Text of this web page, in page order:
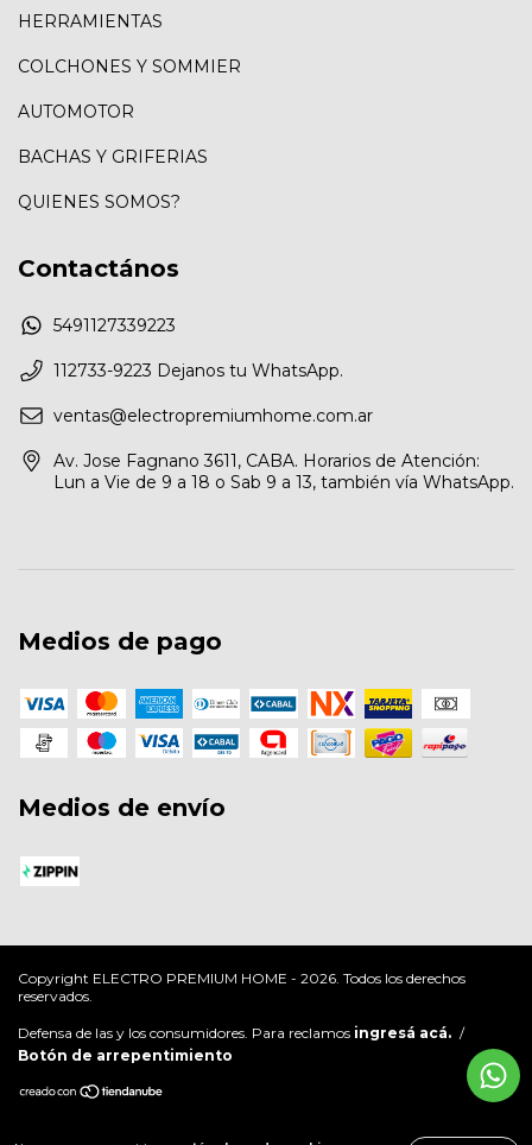
HERRAMIENTAS
COLCHONES Y SOMMIER
AUTOMOTOR
BACHAS Y GRIFERIAS
QUIENES SOMOS?
Contactános
5491127339223
112733-9223 Dejanos tu WhatsApp.
ventas@electropremiumhome.com.ar
Av. Jose Fagnano 3611, CABA. Horarios de Atención:
Lun a Vie de 9 a 18 o Sab 9 a 13, también vía WhatsApp.
Medios de pago
Medios de envío
Copyright ELECTRO PREMIUM HOME - 2026. Todos los derechos
reservados.
Defensa de las y los consumidores. Para reclamos ingresá acá. /
Botón de arrepentimiento